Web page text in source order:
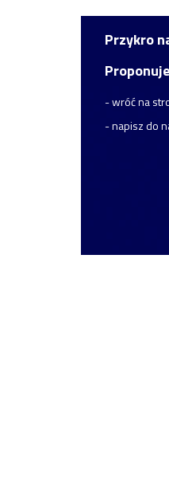
Przykro
- wróć na
- napisz do